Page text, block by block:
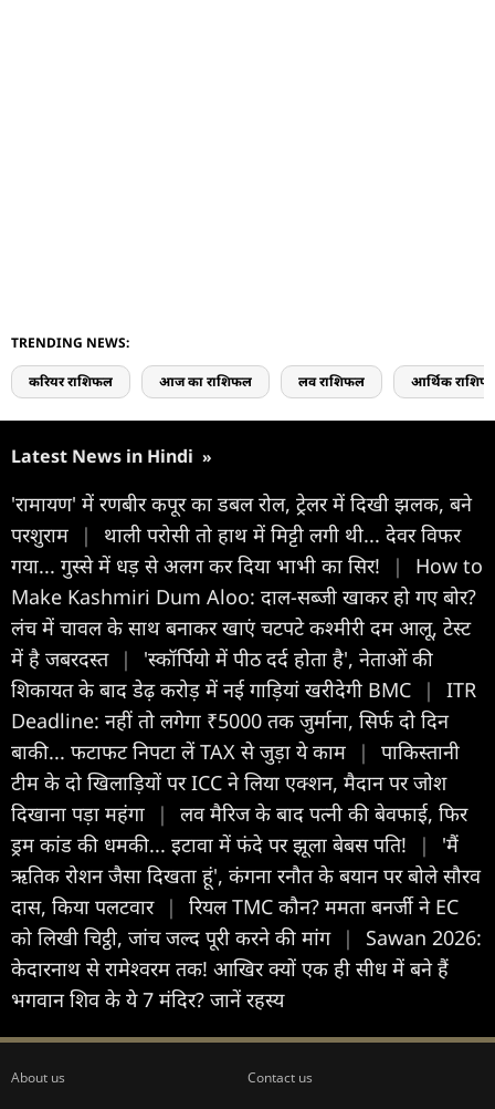
TRENDING NEWS:
करियर राशिफल आज का राशिफल लव राशिफल आर्थिक
Latest News in Hindi »
'रामायण' में रणबीर कपूर का डबल रोल, ट्रेलर में दिखी झलक, बने
परशुराम
|
थाली परोसी तो हाथ में मिट्टी लगी थी... देवर विफर
गया... गुस्से में धड़ से अलग कर दिया भाभी का सिर!
|
How to
Make Kashmiri Dum Aloo: दाल-सब्जी खाकर हो गए बोर?
लंच में चावल के साथ बनाकर खाएं चटपटे कश्मीरी दम आलू, टेस्ट
में है जबरदस्त |
'स्कॉर्पियो में पीठ दर्द होता है', नेताओं की
शिकायत के बाद डेढ़ करोड़ में नई गाड़ियां खरीदेगी BMC
|
ITR
Deadline: नहीं तो लगेगा ₹5000 तक जुर्माना, सिर्फ दो दिन
बाकी... फटाफट निपटा लें TAX से जुड़ा ये काम
|
पाकिस्तानी
टीम के दो खिलाड़ियों पर ICC ने लिया एक्शन, मैदान पर जोश
दिखाना पड़ा महंगा
|
लव मैरिज के बाद पत्नी की बेवफाई, फिर
ड्रम कांड की धमकी... इटावा में फंदे पर झूला बेबस पति!
|
'मैं
ऋतिक रोशन जैसा दिखता हूं', कंगना रनौत के बयान पर बोले सौरव
दास, किया पलटवार |
रियल TMC कौन? ममता बनर्जी ने EC
को लिखी चिट्ठी, जांच जल्द पूरी करने की मांग |
Sawan 2026:
केदारनाथ से रामेश्वरम तक! आखिर क्यों एक ही सीध में बने हैं
भगवान शिव के ये 7 मंदिर? जानें रहस्य
About us Contact us